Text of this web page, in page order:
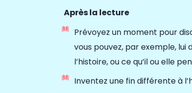
Après la lecture
Prévoyez un moment pour
vous pouvez, par exemple, lui
l’histoire, ou ce qu’il ou elle
Inventez une fin différente à